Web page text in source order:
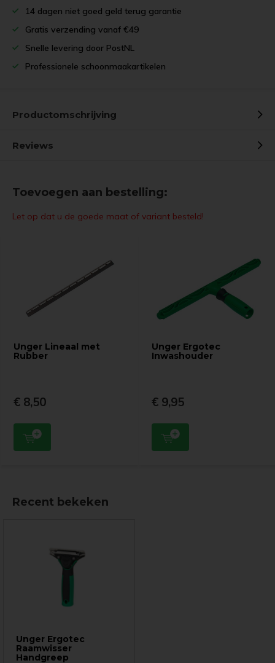
14 dagen niet goed geld terug garantie
Gratis verzending vanaf €49
Snelle levering door PostNL
Professionele schoonmaakartikelen
Productomschrijving
Reviews
Toevoegen aan bestelling:
Let op dat u de goede maat of variant besteld!
Unger Lineaal met
Rubber
€ 8,50
Unger Ergotec
Inwashouder
€ 9,95
Recent bekeken
Unger Ergotec
Raamwisser
Handgreep